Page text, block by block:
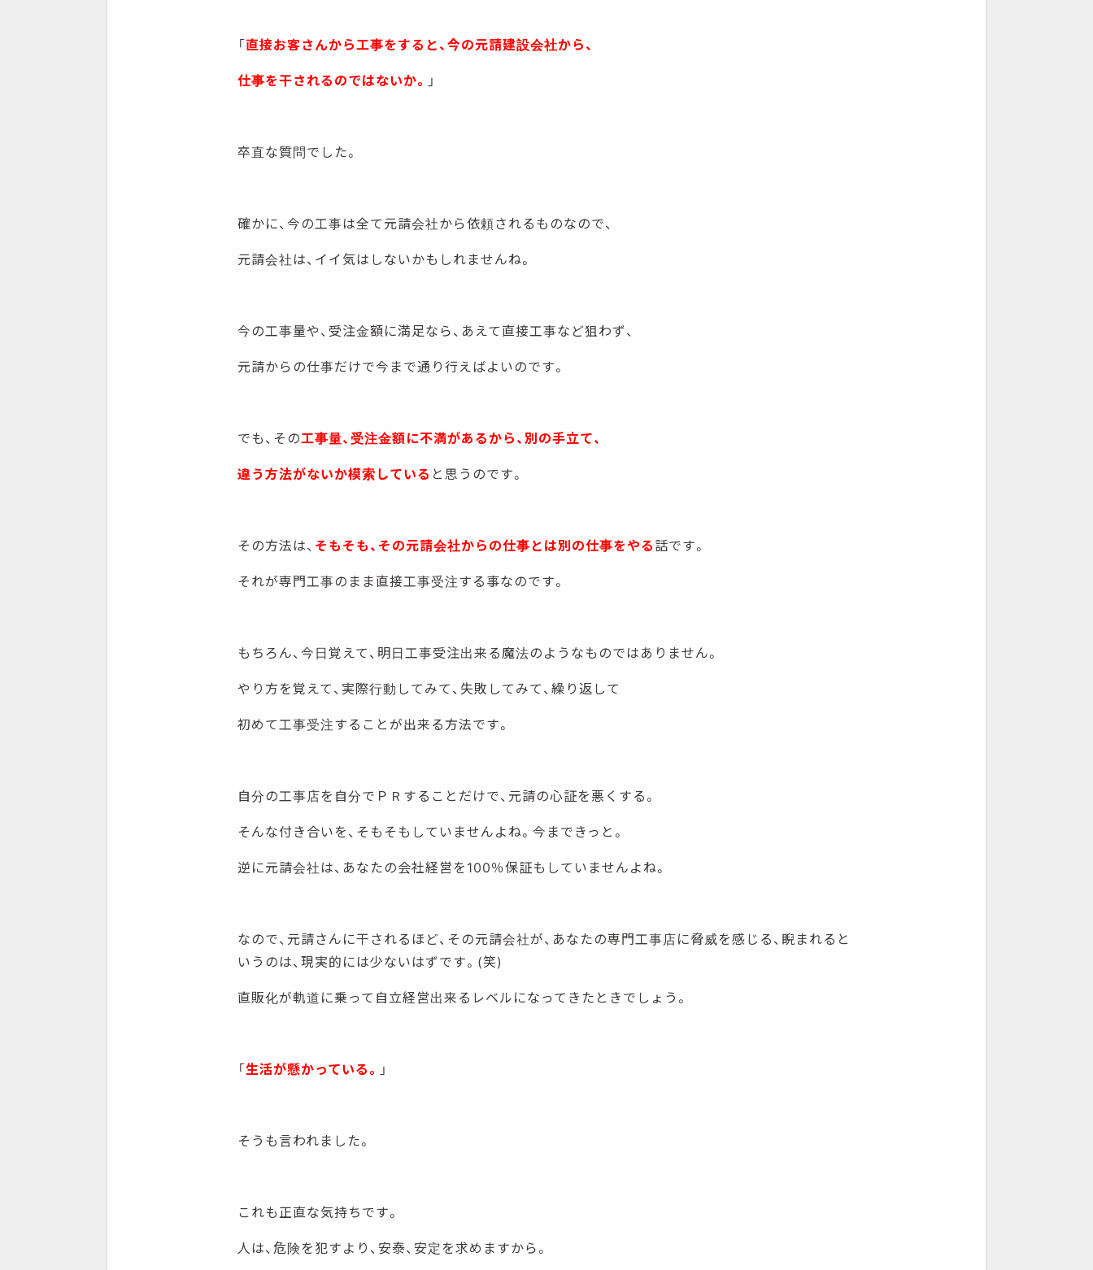
「直接お客さんから工事をすると、今の元請建設会社から、
仕事を干されるのではないか。 」
卒直な質問でした。
確かに、今の工事は全て元請会社から依頼されるものなので、
元請会社は、イイ気はしないかもしれませんね。
今の工事量や、受注金額に満足なら、あえて直接工事など狙わず、
元請からの仕事だけで今まで通り行えばよいのです。
でも、その工事量、受注金額に不満があるから、別の手立て、
違う方法がないか模索している と思うのです。
その方法は、 そもそも、その元請会社からの仕事とは別の仕事をやる話です。
それが専門工事のまま直接工事受注する事なのです。
もちろん、今日覚えて、明日工事受注出来る魔法のようなものではありません。
やり方を覚えて、実際行動してみて、失敗してみて、繰り返して
初めて工事受注することが出来る方法です。
自分の工事店を自分でＰＲすることだけで、元請の心証を悪くする。
そんな付き合いを、そもそもしていませんよね。今まできっと。
逆に元請会社は、あなたの会社経営を100％保証もしていませんよね。
なので、元請さんに干されるほど、その元請会社が、あなたの専門工事店に脅威を感じる、睨まれると
いうのは、現実的には少ないはずです。(笑)
直販化が軌道に乗って自立経営出来るレベルになってきたときでしょう。
「生活が懸かっている。 」
そうも言われました。
これも正直な気持ちです。
人は、危険を犯すより、安泰、安定を求めますから。